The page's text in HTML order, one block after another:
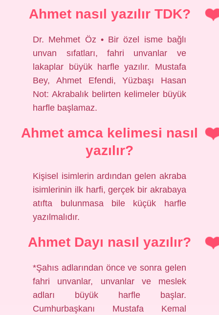
Ahmet nasıl yazılır TDK?
Dr. Mehmet Öz • Bir özel isme bağlı
unvan sıfatları, fahri unvanlar ve
lakaplar büyük harfle yazılır. Mustafa
Bey, Ahmet Efendi, Yüzbaşı Hasan
Not: Akrabalık belirten kelimeler büyük
harfle başlamaz.
Ahmet amca kelimesi nasıl
yazılır?
Kişisel isimlerin ardından gelen akraba
isimlerinin ilk harfi, gerçek bir akrabaya
atıfta bulunmasa bile küçük harfle
yazılmalıdır.
Ahmet Dayı nasıl yazılır?
*Şahıs adlarından önce ve sonra gelen
fahri unvanlar, unvanlar ve meslek
adları büyük harfle başlar.
Cumhurbaşkanı Mustafa Kemal